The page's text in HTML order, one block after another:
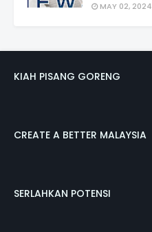
MAY 02, 2024
KIAH PISANG GORENG
CREATE A BETTER MALAYSIA
SERLAHKAN POTENSI